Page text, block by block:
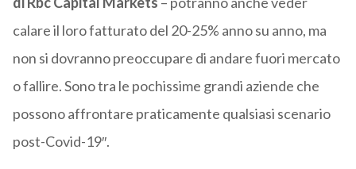
calare il loro fatturato del 20-25% anno su anno, ma
non si dovranno preoccupare di andare fuori mercato
o fallire. Sono tra le pochissime grandi aziende che
possono affrontare praticamente qualsiasi scenario
post-Covid-19″.